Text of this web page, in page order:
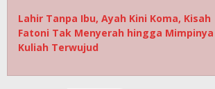
Lahir Tanpa Ibu, Ayah Kini Koma, Kisah
Fatoni Tak Menyerah hingga Mimpinya
Kuliah Terwujud